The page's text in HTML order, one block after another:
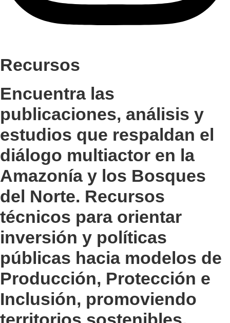
Recursos
Encuentra las
publicaciones, análisis y
estudios que respaldan el
diálogo multiactor en la
Amazonía y los Bosques
del Norte. Recursos
técnicos para orientar
inversión y políticas
públicas hacia modelos de
Producción, Protección e
Inclusión, promoviendo